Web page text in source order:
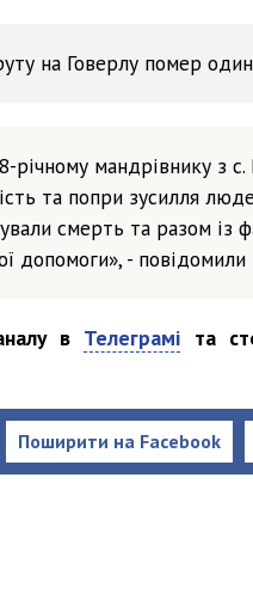
на Говерлу помер один
мандрівнику з
та попри зусилля
смерть та разом
допомоги», -
в Телеграмі та
Поширити на Facebook